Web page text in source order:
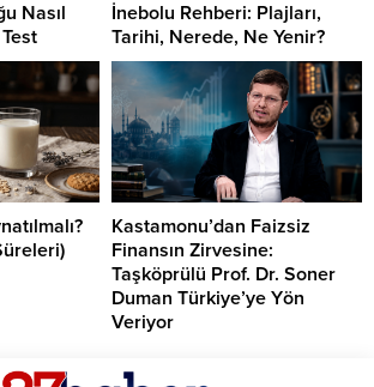
Nasıl
İnebolu Rehberi: Plajları,
Tarihi, Nerede, Ne Yenir?
Kastamonu’dan Faizsiz
Finansın Zirvesine:
Taşköprülü Prof. Dr. Soner
Duman Türkiye’ye Yön
Veriyor